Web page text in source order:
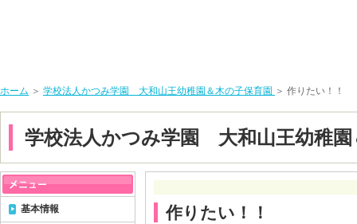
ホーム ＞ 学校法人かつみ学園 大和山王幼稚園＆木の子保育園 ＞ 作りたい！！
学校法人かつみ学園 大和山王幼稚園
作りたい！！
基本情報